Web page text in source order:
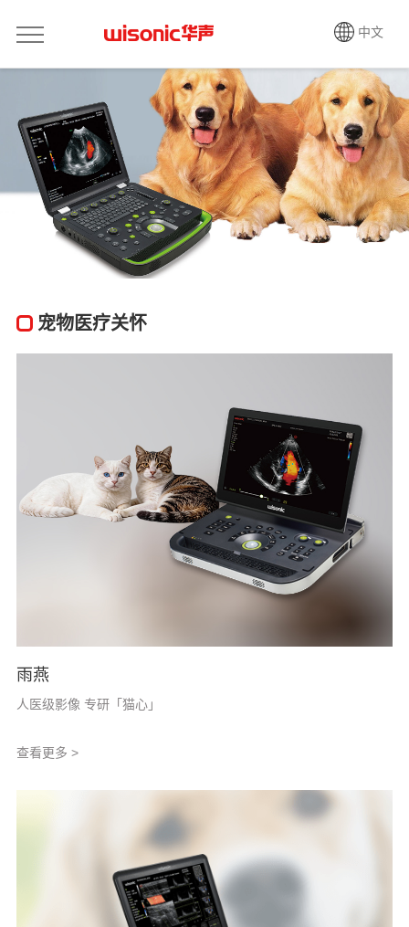
中文
宠物医疗关怀
雨燕
人医级影像 专研「猫心」
查看更多 >